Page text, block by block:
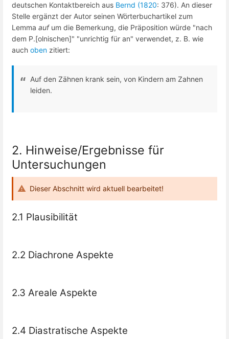
deutschen Kontaktbereich aus Bernd (1820: 376). An dieser
Stelle ergänzt der Autor seinen Wörterbuchartikel zum
Lemma aufum die Bemerkung, die Präposition würde "nach
dem P.[olnischen]" "unrichtig für an" verwendet, z. B. wie
auch oben zitiert:
Auf den Zähnen krank sein, von Kindern am Zahnen
leiden.
2. Hinweise/Ergebnisse für
Untersuchungen
Dieser Abschnitt wird aktuell bearbeitet!
2.1 Plausibilität
2.2 Diachrone Aspekte
2.3 Areale Aspekte
2.4 Diastratische Aspekte